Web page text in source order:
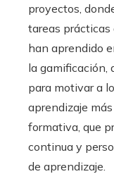
proyectos,
tareas prácticas
han aprendido
la gamificación,
para motivar a
aprendizaje
formativa, que
continua y
de aprendizaje.